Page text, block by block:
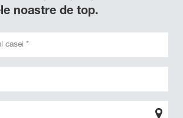
noastre de top.
casei *